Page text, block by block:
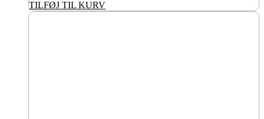
TILFØJ TIL KURV